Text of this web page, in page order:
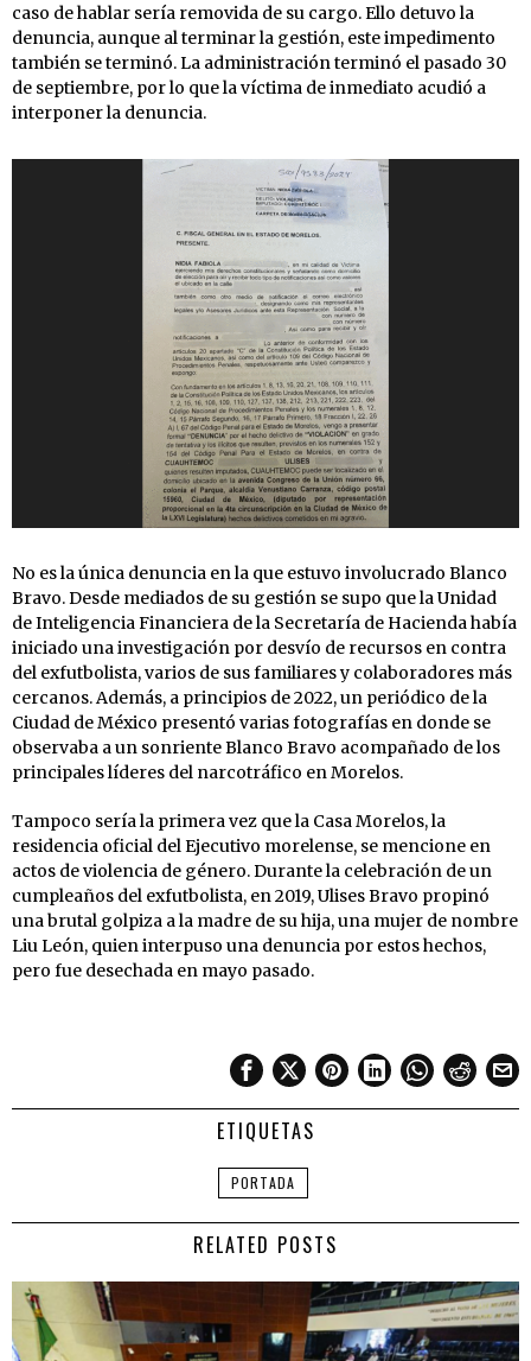
caso de hablar sería removida de su cargo. Ello detuvo la
denuncia, aunque al terminar la gestión, este impedimento
también se terminó. La administración terminó el pasado 30
de septiembre, por lo que la víctima de inmediato acudió a
interponer la denuncia.
No es la única denuncia en la que estuvo involucrado Blanco
Bravo. Desde mediados de su gestión se supo que la Unidad
de Inteligencia Financiera de la Secretaría de Hacienda había
iniciado una investigación por desvío de recursos en contra
del exfutbolista, varios de sus familiares y colaboradores más
cercanos. Además, a principios de 2022, un periódico de la
Ciudad de México presentó varias fotografías en donde se
observaba a un sonriente Blanco Bravo acompañado de los
principales líderes del narcotráfico en Morelos.
Tampoco sería la primera vez que la Casa Morelos, la
residencia oficial del Ejecutivo morelense, se mencione en
actos de violencia de género. Durante la celebración de un
cumpleaños del exfutbolista, en 2019, Ulises Bravo propinó
una brutal golpiza a la madre de su hija, una mujer de nombre
Liu León, quien interpuso una denuncia por estos hechos,
pero fue desechada en mayo pasado.
ETIQUETAS
PORTADA
RELATED POSTS